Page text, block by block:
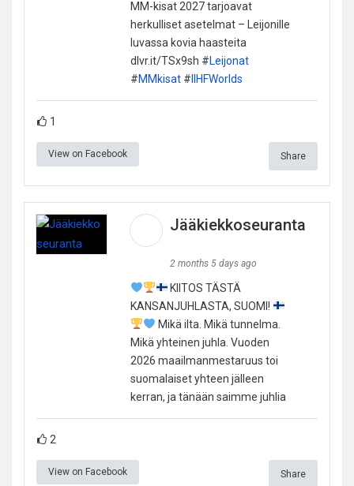
MM-kisat 2027 tarjoavat
herkulliset asetelmat – Leijonille
luvassa kovia haasteita
dlvr.it/TSx9sh #Leijonat
#MMkisat#IIHFWorlds
1
View on Facebook Share
Jääkiekkoseuranta
2 months 5 days ago
KIITOS TÄSTÄ
KANSANJUHLASTA, SUOMI!
Mikä ilta. Mikä tunnelma.
Mikä yhteinen juhla. Vuoden
2026 maailmanmestaruus toi
suomalaiset yhteen jälleen
kerran, ja tänään saimme juhlia
2
View on Facebook Share